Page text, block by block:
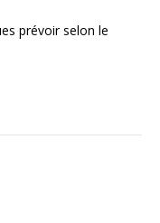
prévoir selon le